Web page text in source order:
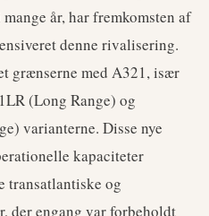
år, har fremkomsten af
denne rivalisering.
grænserne med A321, især
(Long Range) og
varianterne. Disse nye
kapaciteter
transatlantiske og
der engang var forbeholdt